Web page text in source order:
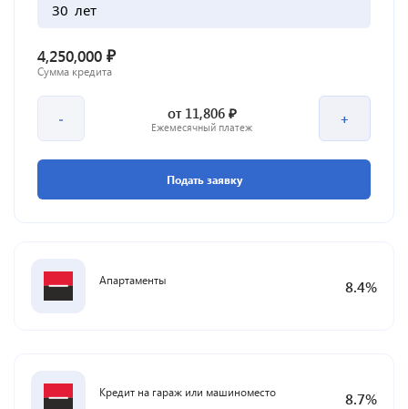
лет
4,250,000 ₽
Сумма кредита
- от 11,806 ₽
Ежемесячный платеж +
Подать заявку
Апартаменты 8.4%
Кредит на гараж или машиноместо 8.7%